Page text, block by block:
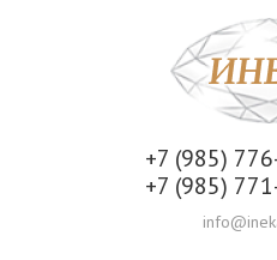
+7 (985)
+7 (985)